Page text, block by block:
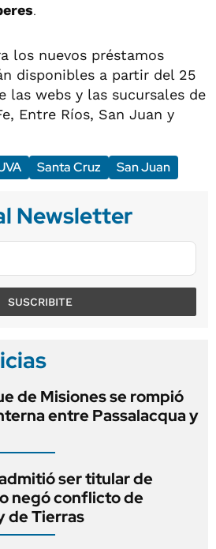
.
los nuevos préstamos
disponibles a partir del 25
las webs y las sucursales de
Entre Ríos, San Juan y
Santa Cruz San Juan
Newsletter
SUSCRIBITE
de Misiones se rompió
entre Passalacqua y
ser titular de
negó conflicto de
de Tierras